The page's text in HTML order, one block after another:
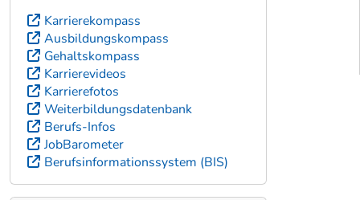
Karrierekompass
Ausbildungskompass
Gehaltskompass
Karrierevideos
Karrierefotos
Weiterbildungsdatenbank
Berufs-Infos
JobBarometer
Berufsinformationssystem (BIS)